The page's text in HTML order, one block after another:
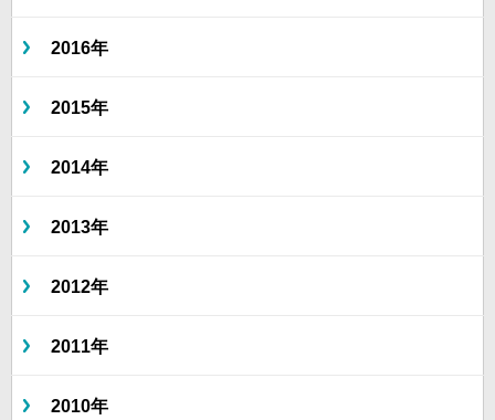
2016年
2015年
2014年
2013年
2012年
2011年
2010年